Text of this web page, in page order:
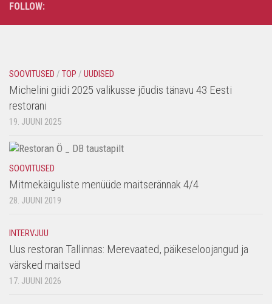
FOLLOW:
SOOVITUSED / TOP / UUDISED
Michelini giidi 2025 valikusse jõudis tänavu 43 Eesti
restorani
19. JUUNI 2025
SOOVITUSED
Mitmekäiguliste menüüde maitserännak 4/4
28. JUUNI 2019
INTERVJUU
Uus restoran Tallinnas: Merevaated, päikeseloojangud ja
värsked maitsed
17. JUUNI 2026